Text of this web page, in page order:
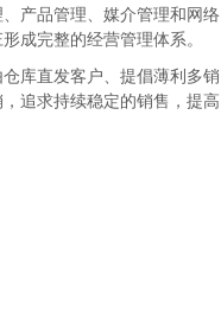
产品管理、媒介管理和网络
成完整的经营管理体系。
库直发客户、提倡薄利多销
追求持续稳定的销售，提高